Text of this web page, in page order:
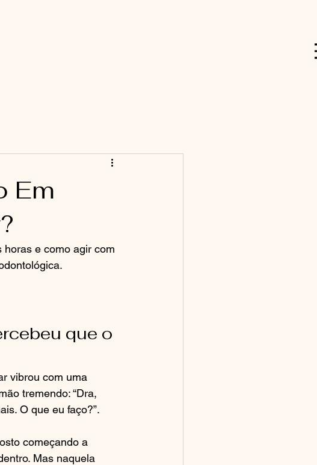
Em
horas e como agir com
que o
vibrou com uma
tremendo: “Dra,
O que eu faço?”.
começando a
Mas naquela